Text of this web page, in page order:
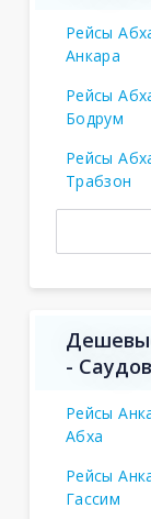
Рейсы
Анкара
Рейсы
Бодрум
Рейсы
Трабзон
-
Рейсы
Абха
Рейсы
Гассим